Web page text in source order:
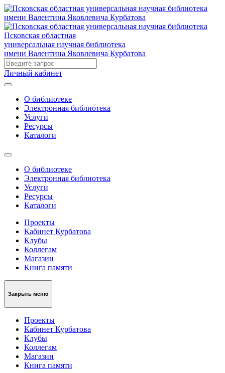
Псковская областная
универсальная научная библиотека
имени Валентина Яковлевича Курбатова
Личный кабинет
О библиотеке
Электронная библиотека
Услуги
Ресурсы
Каталоги
О библиотеке
Электронная библиотека
Услуги
Ресурсы
Каталоги
Проекты
Кабинет Курбатова
Клубы
Коллегам
Магазин
Книга памяти
Закрыть меню
Проекты
Кабинет Курбатова
Клубы
Коллегам
Магазин
Книга памяти